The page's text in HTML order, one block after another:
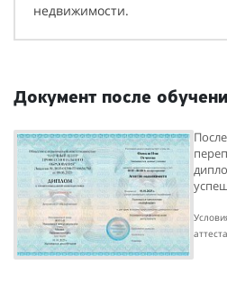
недвижимости.
Документ после